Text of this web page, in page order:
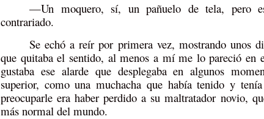
—Un moquero, sí, un pañuelo de tela, pero
contrariado.
Se echó a reír por primera vez, mostrando unos
que quitaba el sentido, al menos a mí me lo pareció en
gustaba ese alarde que desplegaba en algunos
superior, como una muchacha que había tenido y
preocuparle era haber perdido a su maltratador novio,
más normal del mundo.